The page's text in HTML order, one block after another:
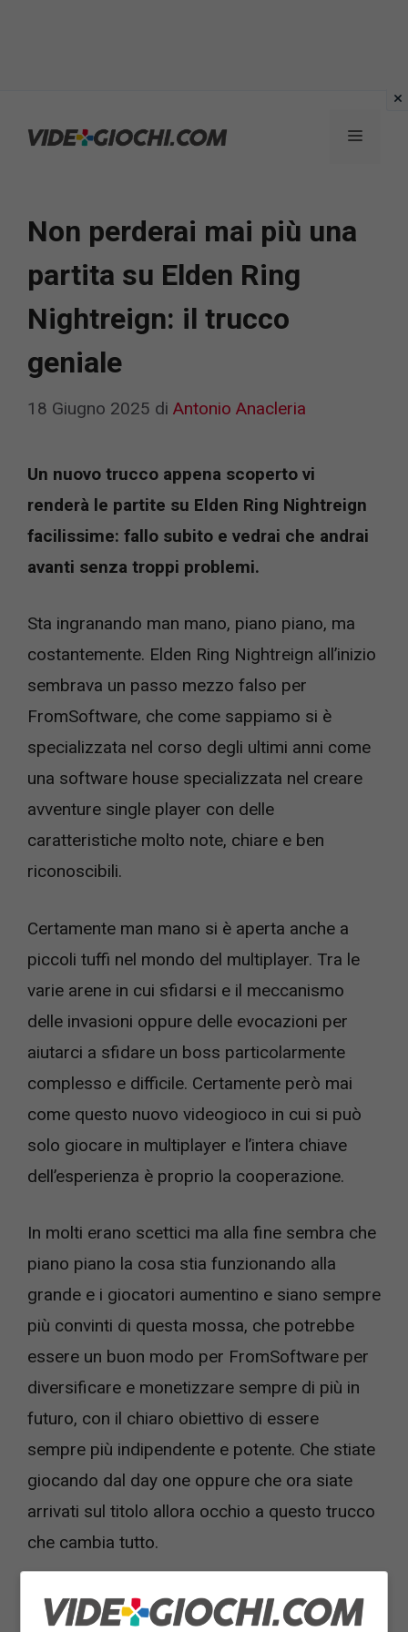
Menu
Non perderai mai più una
partita su Elden Ring
Nightreign: il trucco
geniale
18 Giugno 2025 di Antonio Anacleria
Un nuovo trucco appena scoperto vi
renderà le partite su Elden Ring Nightreign
facilissime: fallo subito e vedrai che andrai
avanti senza troppi problemi.
Sta ingranando man mano, piano piano, ma
costantemente. Elden Ring Nightreign all’inizio
sembrava un passo mezzo falso per
FromSoftware, che come sappiamo si è
specializzata nel corso degli ultimi anni come
una software house specializzata nel creare
avventure single player con delle
caratteristiche molto note, chiare e ben
riconoscibili.
Certamente man mano si è aperta anche a
piccoli tuffi nel mondo del multiplayer. Tra le
varie arene in cui sfidarsi e il meccanismo
delle invasioni oppure delle evocazioni per
aiutarci a sfidare un boss particolarmente
complesso e difficile. Certamente però mai
come questo nuovo videogioco in cui si può
solo giocare in multiplayer e l’intera chiave
dell’esperienza è proprio la cooperazione.
In molti erano scettici ma alla fine sembra che
piano piano la cosa stia funzionando alla
grande e i giocatori aumentino e siano sempre
più convinti di questa mossa, che potrebbe
essere un buon modo per FromSoftware per
diversificare e monetizzare sempre di più in
futuro, con il chiaro obiettivo di essere
sempre più indipendente e potente. Che stiate
giocando dal day one oppure che ora siate
arrivati sul titolo allora occhio a questo trucco
che cambia tutto.
In queste ore alcuni giocatori smanettoni